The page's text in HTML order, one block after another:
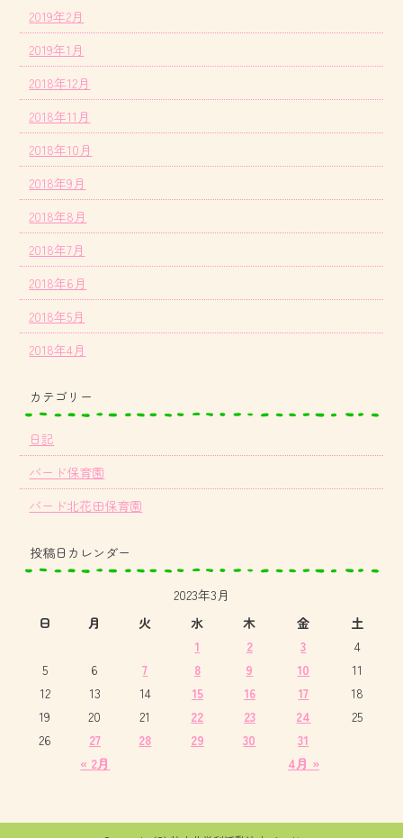
2019年2月
2019年1月
2018年12月
2018年11月
2018年10月
2018年9月
2018年8月
2018年7月
2018年6月
2018年5月
2018年4月
カテゴリー
日記
バード保育園
バード北花田保育園
投稿日カレンダー
2023年3月
日
月 火 水 木 金 土
« 2月 4月 »
1 2 3
4
5
6 7 8 9 10
11
12
13 14 15 16 17
18
19
20 21 22 23 24
25
26
27 28 29 30 31